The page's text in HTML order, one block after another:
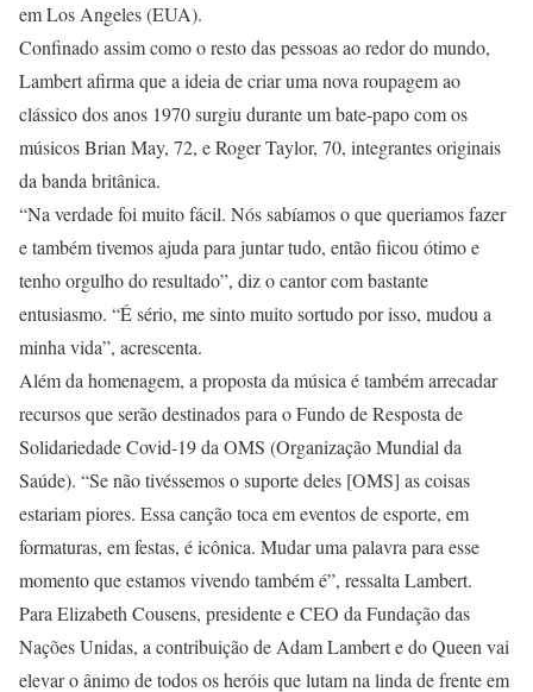
em Los Angeles (EUA).
Confinado assim como o resto das pessoas ao redor do mundo,
Lambert afirma que a ideia de criar uma nova roupagem ao
clássico dos anos 1970 surgiu durante um bate-papo com os
músicos Brian May, 72, e Roger Taylor, 70, integrantes originais
da banda britânica.
“Na verdade foi muito fácil. Nós sabíamos o que queriamos fazer
e também tivemos ajuda para juntar tudo, então fiicou ótimo e
tenho orgulho do resultado”, diz o cantor com bastante
entusiasmo. “É sério, me sinto muito sortudo por isso, mudou a
minha vida”, acrescenta.
Além da homenagem, a proposta da música é também arrecadar
recursos que serão destinados para o Fundo de Resposta de
Solidariedade Covid-19 da OMS (Organização Mundial da
Saúde). “Se não tivéssemos o suporte deles [OMS] as coisas
estariam piores. Essa canção toca em eventos de esporte, em
formaturas, em festas, é icônica. Mudar uma palavra para esse
momento que estamos vivendo também é”, ressalta Lambert.
Para Elizabeth Cousens, presidente e CEO da Fundação das
Nações Unidas, a contribuição de Adam Lambert e do Queen vai
elevar o ânimo de todos os heróis que lutam na linda de frente em